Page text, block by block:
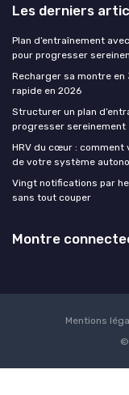
Les derniers
Plan d’entraînement
pour progresser
Recharger sa montre
rapide en 2026
Structurer un plan
progresser sereinement
HRV du cœur : comment
de votre système
Vingt notifications par
sans tout couper
Montre
Mentions
©